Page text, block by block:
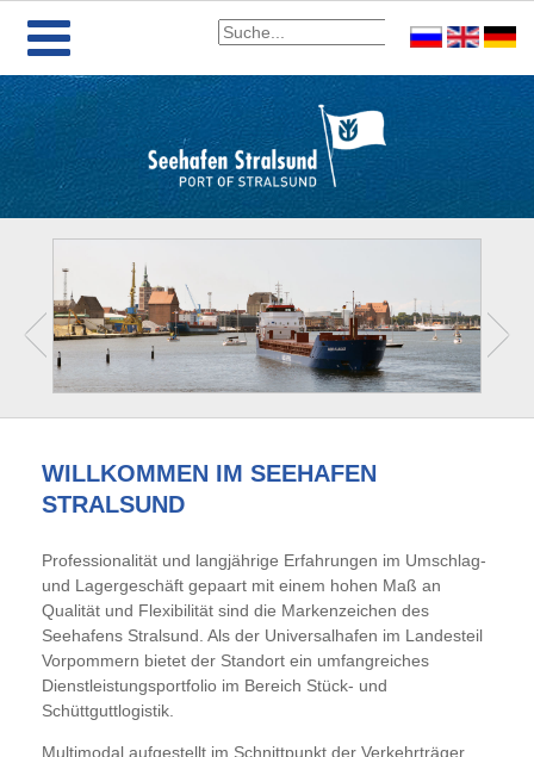
WILLKOMMEN IM SEEHAFEN
STRALSUND
Professionalität und langjährige Erfahrungen im Umschlag-
und Lagergeschäft gepaart mit einem hohen Maß an
Qualität und Flexibilität sind die Markenzeichen des
Seehafens Stralsund. Als der Universalhafen im Landesteil
Vorpommern bietet der Standort ein umfangreiches
Dienstleistungsportfolio im Bereich Stück- und
Schüttguttlogistik.
Multimodal aufgestellt im Schnittpunkt der Verkehrträger